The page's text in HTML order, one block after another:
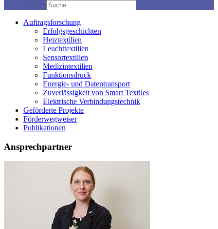
Auftragsforschung
Erfolgsgeschichten
Heiztextilien
Leuchttextilien
Sensortextilien
Medizintextilien
Funktionsdruck
Energie- und Datentransport
Zuverlässigkeit von Smart Textiles
Elektrische Verbindungstechnik
Geförderte Projekte
Förderwegweiser
Publikationen
Ansprechpartner